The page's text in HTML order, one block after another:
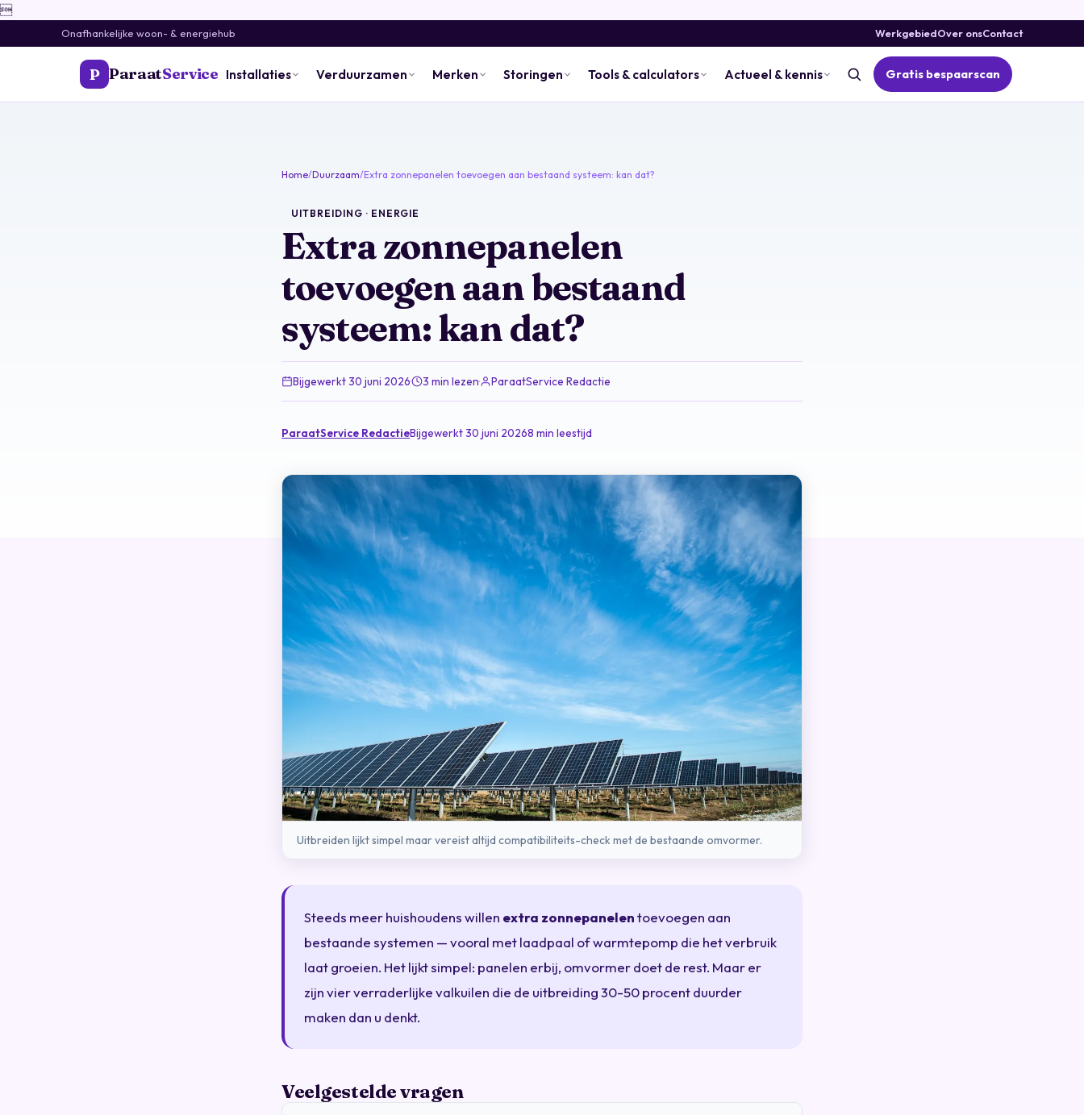

Onafhankelijke woon- & energiehub WerkgebiedOver onsContact
P ParaatService Installaties Verduurzamen Merken Storingen Tools & calculators Actueel & kennis Gratis bespaarscan
Home/Duurzaam/Extra zonnepanelen toevoegen aan bestaand systeem: kan dat?
UITBREIDING · ENERGIE
Extra zonnepanelen
toevoegen aan bestaand
systeem: kan dat?
Bijgewerkt 30 juni 2026· 3 min lezen· ParaatService Redactie
ParaatService RedactieBijgewerkt 30 juni 20268 min leestijd
Uitbreiden lijkt simpel maar vereist altijd compatibiliteits-check met de bestaande omvormer.
Steeds meer huishoudens willen extra zonnepanelentoevoegen aan
bestaande systemen — vooral met laadpaal of warmtepomp die het verbruik
laat groeien. Het lijkt simpel: panelen erbij, omvormer doet de rest. Maar er
zijn vier verraderlijke valkuilen die de uitbreiding 30-50 procent duurder
maken dan u denkt.
Veelgestelde vragen